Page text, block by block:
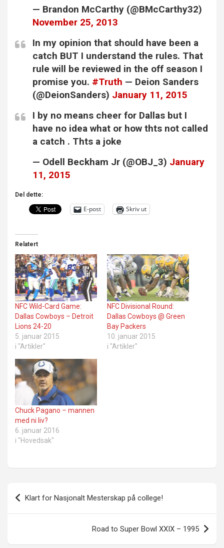
— Brandon McCarthy (@BMcCarthy32)
November 25, 2013
In my opinion that should have been a
catch BUT I understand the rules. That
rule will be reviewed in the off season I
promise you. #Truth — Deion Sanders
(@DeionSanders) January 11, 2015
I by no means cheer for Dallas but I
have no idea what or how thts not called
a catch . Thts a joke
— Odell Beckham Jr (@OBJ_3) January
11, 2015
Del dette:
E-post Skriv ut
Relatert
NFC Wild-Card Game:
Dallas Cowboys – Detroit
Lions 24-20
5. januar 2015
i "Artikler"
NFC Divisional Round:
Dallas Cowboys @ Green
Bay Packers
10. januar 2015
i "Artikler"
Chuck Pagano – mannen
med ni liv?
6. januar 2016
i "Hovedsak"
Innleggsnavigasjon
Klart for Nasjonalt Mesterskap på college!
Road to Super Bowl XXIX – 1995